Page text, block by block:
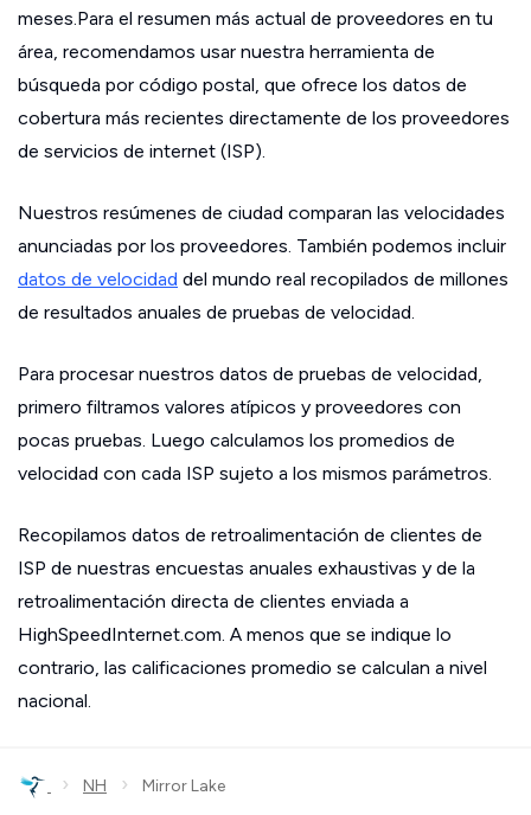
meses.Para el resumen más actual de proveedores en tu
área, recomendamos usar nuestra herramienta de
búsqueda por código postal, que ofrece los datos de
cobertura más recientes directamente de los proveedores
de servicios de internet (ISP).
Nuestros resúmenes de ciudad comparan las velocidades
anunciadas por los proveedores. También podemos incluir
datos de velocidad del mundo real recopilados de millones
de resultados anuales de pruebas de velocidad.
Para procesar nuestros datos de pruebas de velocidad,
primero filtramos valores atípicos y proveedores con
pocas pruebas. Luego calculamos los promedios de
velocidad con cada ISP sujeto a los mismos parámetros.
Recopilamos datos de retroalimentación de clientes de
ISP de nuestras encuestas anuales exhaustivas y de la
retroalimentación directa de clientes enviada a
HighSpeedInternet.com. A menos que se indique lo
contrario, las calificaciones promedio se calculan a nivel
nacional.
› NH › Mirror Lake